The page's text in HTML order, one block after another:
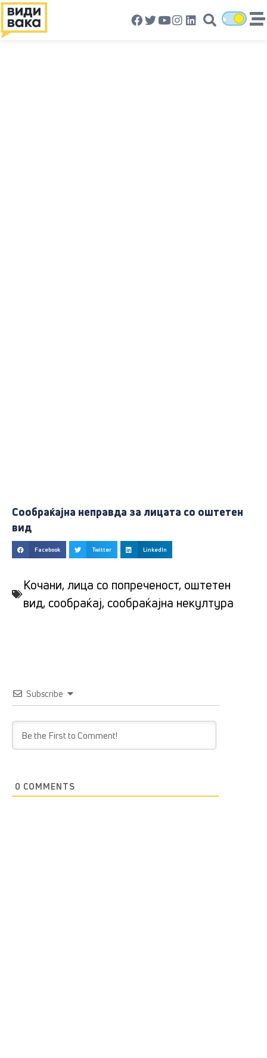
Сообраќајна неправда за лицата со оштетен
вид
Facebook Twitter LinkedIn
Кочани, лица со попреченост, оштетен
вид, сообраќај, сообраќајна некултура
Subscribe
0 COMMENTS